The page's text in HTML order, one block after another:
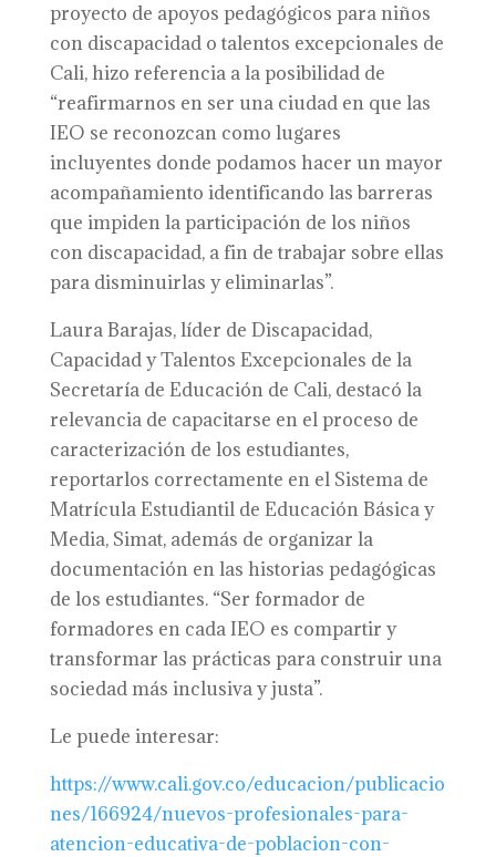
proyecto de apoyos pedagógicos para niños
con discapacidad o talentos excepcionales de
Cali, hizo referencia a la posibilidad de
“reafirmarnos en ser una ciudad en que las
IEO se reconozcan como lugares
incluyentes donde podamos hacer un mayor
acompañamiento identificando las barreras
que impiden la participación de los niños
con discapacidad, a fin de trabajar sobre ellas
para disminuirlas y eliminarlas”.
Laura Barajas, líder de Discapacidad,
Capacidad y Talentos Excepcionales de la
Secretaría de Educación de Cali, destacó la
relevancia de capacitarse en el proceso de
caracterización de los estudiantes,
reportarlos correctamente en el Sistema de
Matrícula Estudiantil de Educación Básica y
Media, Simat, además de organizar la
documentación en las historias pedagógicas
de los estudiantes. “Ser formador de
formadores en cada IEO es compartir y
transformar las prácticas para construir una
sociedad más inclusiva y justa”.
Le puede interesar:
https://www.cali.gov.co/educacion/publicacio
nes/166924/nuevos-profesionales-para-
atencion-educativa-de-poblacion-con-